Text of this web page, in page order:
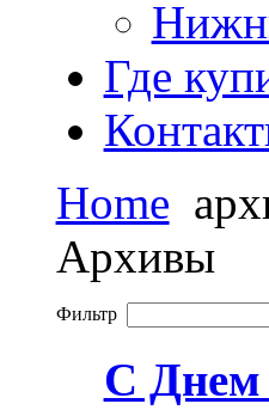
Где
Home
Архивы
Фильтр
С Днем